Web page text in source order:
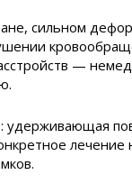
сильном
—
удерживающая
лечение